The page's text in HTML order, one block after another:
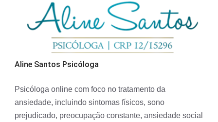
Aline Santos Psicóloga
Psicóloga online com foco no tratamento da
ansiedade, incluindo sintomas físicos, sono
prejudicado, preocupação constante, ansiedade social